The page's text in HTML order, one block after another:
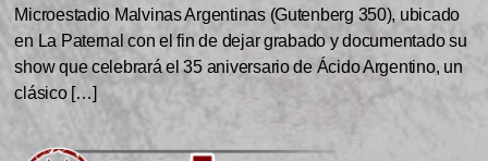
Microestadio Malvinas Argentinas (Gutenberg 350), ubicado
en La Paternal con el fin de dejar grabado y documentado su
show que celebrará el 35 aniversario de Ácido Argentino, un
clásico […]